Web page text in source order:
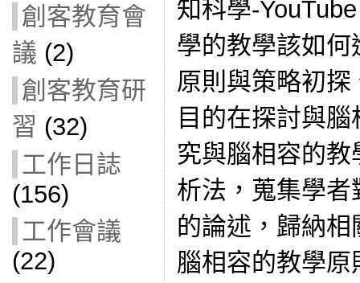
創客教育會
議 (2)
創客教育研
習 (32)
工作日誌
(156)
工作會議
(22)
知科學-
學的教學該如
原則與策略初
目的在探討與
究與腦相容的
析法，蒐集學
的論述，歸納
腦相容的教學